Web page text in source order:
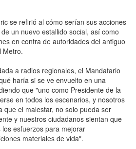
se refirió al cómo serían sus acciones
un nuevo estallido social, así como
en contra de autoridades del antiguo
Metro.
a radios regionales, el Mandatario
haría si se ve envuelto en una
que "uno como Presidente de la
en todos los escenarios, y nosotros
que el malestar, no solo pueda ser
y nuestros ciudadanos sientan que
esfuerzos para mejorar
materiales de vida".